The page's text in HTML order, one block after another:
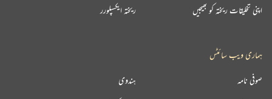
اپنی تخلیقات ریختہ کو بھیجیں ریختہ ایکسپلورر
ہماری ویب سائٹس
ہندوی صوفی نامہ